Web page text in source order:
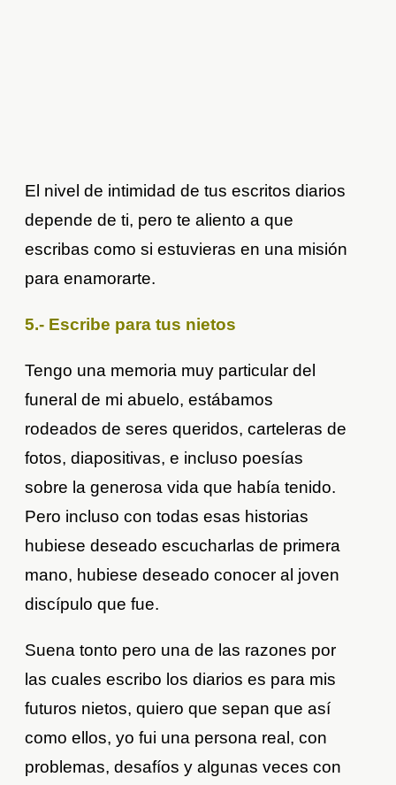
El nivel de intimidad de tus escritos diarios
depende de ti, pero te aliento a que
escribas como si estuvieras en una misión
para enamorarte.
5.- Escribe para tus nietos
Tengo una memoria muy particular del
funeral de mi abuelo, estábamos
rodeados de seres queridos, carteleras de
fotos, diapositivas, e incluso poesías
sobre la generosa vida que había tenido.
Pero incluso con todas esas historias
hubiese deseado escucharlas de primera
mano, hubiese deseado conocer al joven
discípulo que fue.
Suena tonto pero una de las razones por
las cuales escribo los diarios es para mis
futuros nietos, quiero que sepan que así
como ellos, yo fui una persona real, con
problemas, desafíos y algunas veces con